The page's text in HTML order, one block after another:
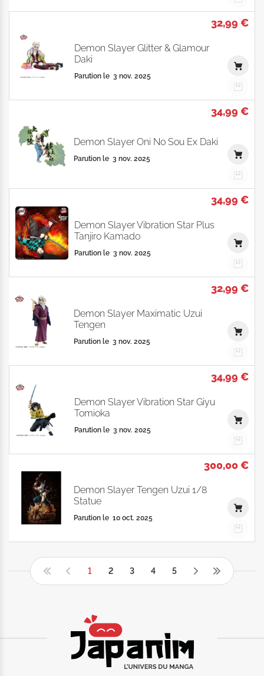
32,99 €
Demon Slayer Glitter & Glamour
Daki
Parution le 3 nov. 2025
34,99 €
Demon Slayer Oni No Sou Ex Daki
Parution le 3 nov. 2025
34,99 €
Demon Slayer Vibration Star Plus
Tanjiro Kamado
Parution le 3 nov. 2025
32,99 €
Demon Slayer Maximatic Uzui
Tengen
Parution le 3 nov. 2025
34,99 €
Demon Slayer Vibration Star Giyu
Tomioka
Parution le 3 nov. 2025
300,00 €
Demon Slayer Tengen Uzui 1/8
Statue
Parution le 10 oct. 2025
1 2 3 4 5